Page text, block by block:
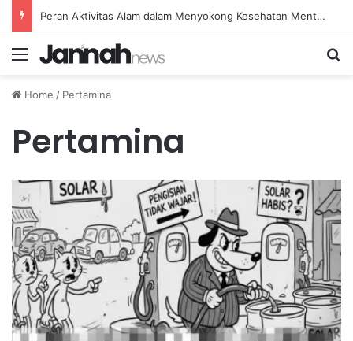
Peran Aktivitas Alam dalam Menyokong Kesehatan Mental dan Menenangkan Pikiran di Masa Sulit
Menu
Home / Pertamina
Pertamina